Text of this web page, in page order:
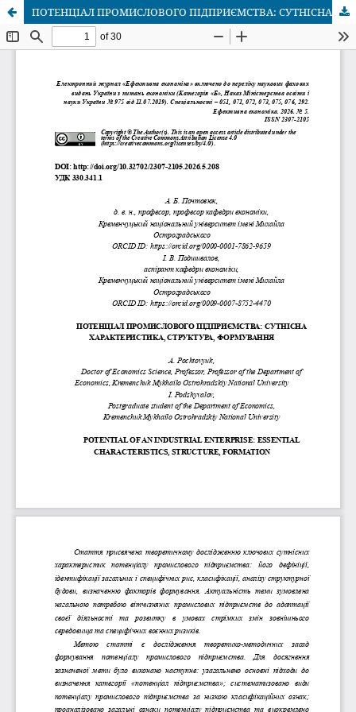
ПОТЕНЦІАЛ ПРОМИСЛОВОГО ПІДПРИЄМСТВА: СУТНІСНА ХАРАКТЕРИСТИКА, СТРУКТУРА, ФОРМУВАННЯ